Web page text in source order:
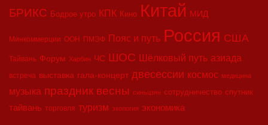
БРИКС Бодрое утро КПК Кино Китай МИД
Минкоммерции ООН ПМЭФ Пояс и путь Россия США
Тайвань Форум Харбин ЧС ШОС Шёлковый путь азиада
встреча выставка гала-концерт двесессии космос медицина
музыка праздник весны синьцзян сотрудничество спутник
тайвань торговля туризм экология экономика